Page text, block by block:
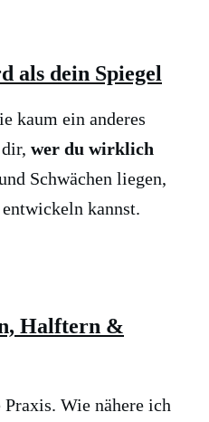
als dein Spiegel
kaum ein anderes
wer du wirklich
Schwächen liegen,
kannst.
Halftern &
Wie nähere ich